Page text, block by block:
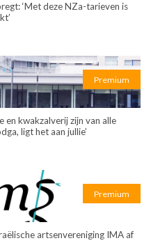
‘Met deze NZa-tarieven is
Premium
en kwakzalverij zijn van alle
ligt het aan jullie’
Premium
artsenvereniging IMA af